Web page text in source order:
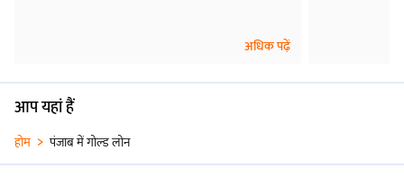
अधिक पढ़ें
आप यहां हैं
होम पंजाब में गोल्ड लोन